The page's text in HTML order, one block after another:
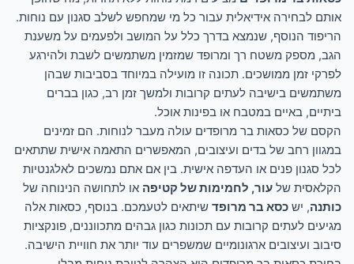
אותם לבחירה אידיאלית עבור כל מי שמחפש לשלב סגנון עם נוחות.
הריפוד הנוסף, שנמצא בדרך כלל על המושב ולפעמים על משענת
הגב, מספק משטח רך ומרופד שמזמין משתמשים לשבת ולהירגע
לפרקי זמן ממושכים. תכונה זו מועילה במיוחד בסביבות שבהן
משתמשים בישיבה לעתים קרובות ולמשך זמן רב, כגון בברים
ביתיים, באיים במטבח או בפינות אוכל.
הקסם של כסאות בר מרופדים עולה מעבר לנוחות. הם זמינים
במגוון רחב של בדים ועיצובים, המאפשרים התאמה אישית שתתאים
לכל סגנון פנים או העדפה אישית. בין אם אתם נמשכים לאלגנטיות
הקלאסית של עור, לחמימות של קטיפה או לתחושה הנינוחה של
כותנה, יש כסא בר מרופדשיתאים לטעמכם. בנוסף, כסאות אלה
מגיעים לעתים קרובות עם תכונות כגון גבהים מתכווננים, פונקציות
סיבוב ועיצובים ארגונומיים שמשפרים עוד יותר את חוויית הישיבה.